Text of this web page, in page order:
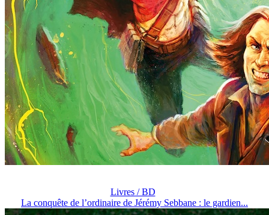
Livres / BD
La conquête de l’ordinaire de Jérémy Sebbane : le gardien...